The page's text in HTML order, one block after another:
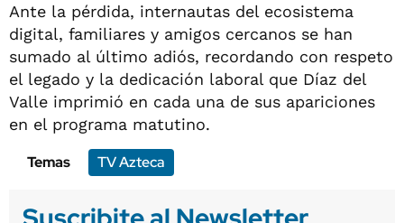
Ante la pérdida, internautas del ecosistema
digital, familiares y amigos cercanos se han
sumado al último adiós, recordando con respeto
el legado y la dedicación laboral que Díaz del
Valle imprimió en cada una de sus apariciones
en el programa matutino.
Temas
TV Azteca